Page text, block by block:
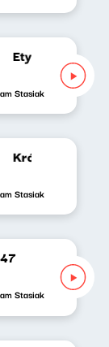
Etykieta
Stasiak
Krótkie
Stasiak
Stasiak